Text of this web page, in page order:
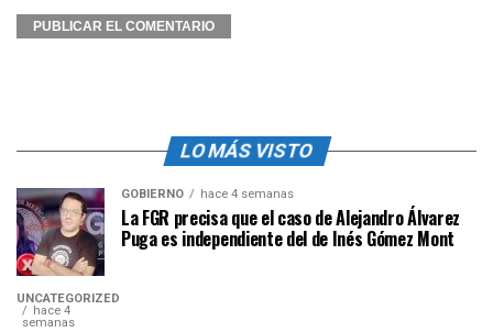
LO MÁS VISTO
GOBIERNO hace 4 semanas
La FGR precisa que el caso de Alejandro Álvarez
Puga es independiente del de Inés Gómez Mont
UNCATEGORIZED
hace 4
semanas